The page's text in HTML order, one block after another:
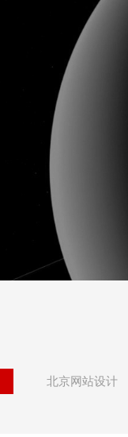
北京网站设计